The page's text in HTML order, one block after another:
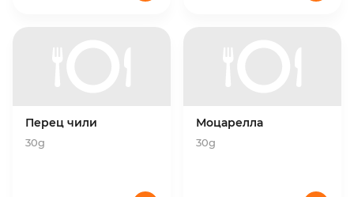
Перец чили
30g
Моцарелла
30g